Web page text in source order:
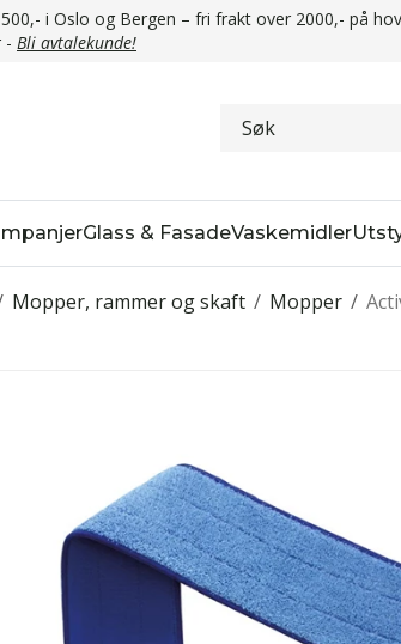
i Oslo og Bergen – fri frakt over 2000,- på
- Bli avtalekunde!
Glass & FasadeVaskemidler
/
Mopper, rammer og skaft /
Mopper